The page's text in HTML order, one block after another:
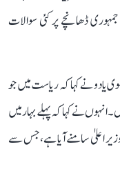
ڈھانچے پر کئی سوالات
یادو نے کہا کہ ریاست میں جو
انہوں نے کہا کہ پہلے بہار میں
وزیر اعلیٰ سامنے آیا ہے، جس سے